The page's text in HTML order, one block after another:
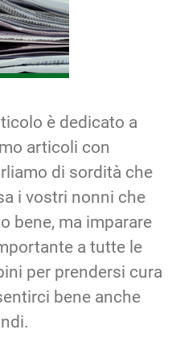
è dedicato a
articoli con
di sordità che
i vostri nonni che
bene, ma imparare
a tutte le
per prendersi cura
bene anche